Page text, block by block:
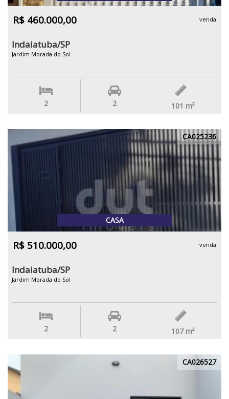
R$ 460.000,00 venda
Indaiatuba/SP
Jardim Morada do Sol
2 2 101 m²
CA025236
CASA
R$ 510.000,00 venda
Indaiatuba/SP
Jardim Morada do Sol
2 2 107 m²
CA026527